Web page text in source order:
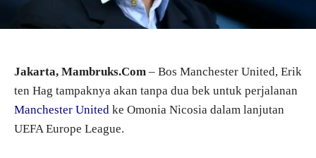
Jakarta, Mambruks.Com – Bos Manchester United, Erik
ten Hag tampaknya akan tanpa dua bek untuk perjalanan
Manchester United ke Omonia Nicosia dalam lanjutan
UEFA Europe League.